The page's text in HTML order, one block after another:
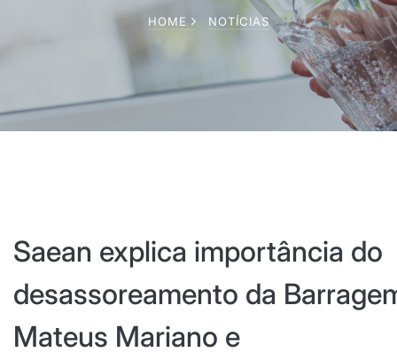
HOME NOTÍCIAS
Saean explica importância do
desassoreamento da
Mateus Mariano e